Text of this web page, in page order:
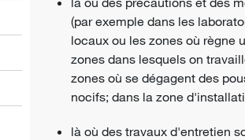
(par exemple dans les
locaux ou les zones où règne
zones dans lesquels on
zones où se dégagent des
nocifs; dans la zone
là où des travaux d'entretien